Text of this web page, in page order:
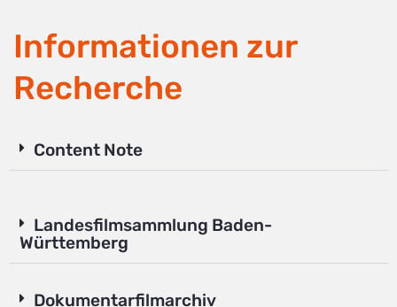
Informationen zur
Recherche
Content Note
Landesfilmsammlung Baden-
Württemberg
Dokumentarfilmarchiv